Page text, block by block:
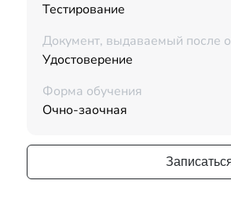
Тестирование
Документ, выдаваемый после
Удостоверение
Форма обучения
Очно-заочная